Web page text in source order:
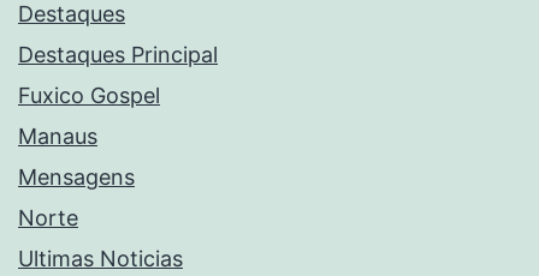
Destaques
Destaques Principal
Fuxico Gospel
Manaus
Mensagens
Norte
Ultimas Noticias